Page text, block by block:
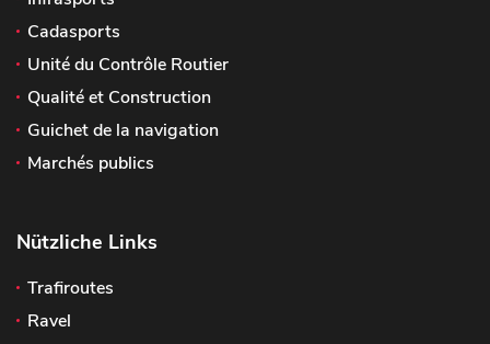
Cadasports
Unité du Contrôle Routier
Qualité et Construction
Guichet de la navigation
Marchés publics
Nützliche Links
Trafiroutes
Ravel